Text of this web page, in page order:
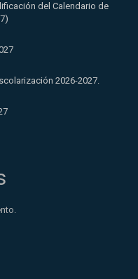
del Calendario de
2026-2027.